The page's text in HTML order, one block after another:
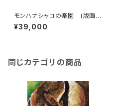
モンハナシャコの楽園 (版画
版 大)
¥39,000
同じカテゴリの商品